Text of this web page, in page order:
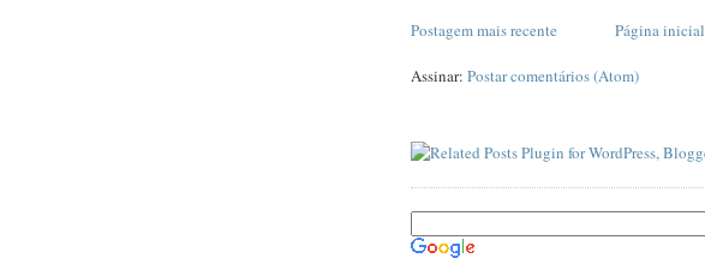
Postagem mais recente Página inicial
Assinar: Postar comentários (Atom)